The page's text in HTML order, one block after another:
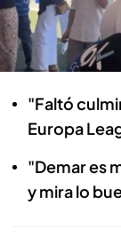
Juan
27 MAY
"Faltó
Europa
"Demar es
y mira lo